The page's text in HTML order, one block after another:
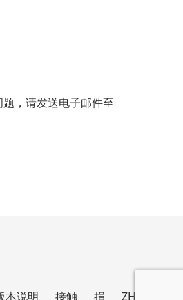
ico 到 jpg
，请发送电子邮件至
本说明 接触 捐 ZH